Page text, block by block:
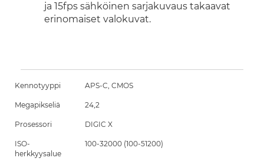
ja 15fps sähköinen sarjakuvaus takaavat
erinomaiset valokuvat.
Kennotyyppi APS-C, CMOS
Megapikseliä 24,2
Prosessori DIGIC X
ISO-
herkkyysalue
100-32000 (100-51200)